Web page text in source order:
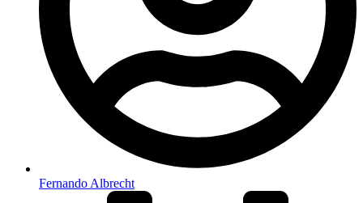
Fernando Albrecht